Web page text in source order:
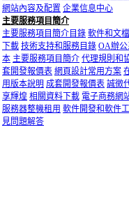
網站內容及配置 企業信息中心
主要服務項目簡介
主要服務項目簡介目錄 軟件和文
下載 技術支持和服務目錄 OA辦公
本 主要服務項目簡介 代理規則和
套開發報價表 網頁設計常用方案
用版本說明 成套開發報價表 誠徵
享輝煌 相關資料下載 電子商務網
服務器整機租用 軟件開發和軟件
見問題解答